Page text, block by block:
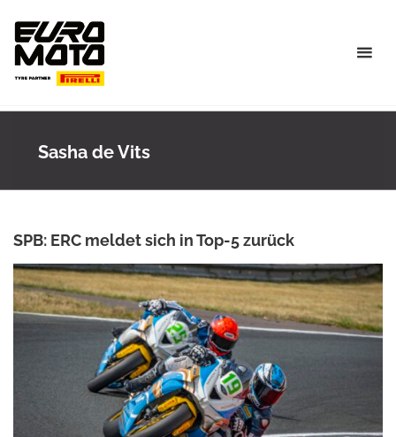
content
Sasha de Vits
SPB: ERC meldet sich in Top-5 zurück
ROWENA HINZMANN